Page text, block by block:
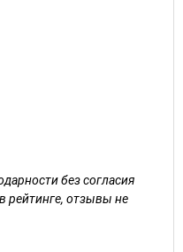
без согласия
рейтинге, отзывы не